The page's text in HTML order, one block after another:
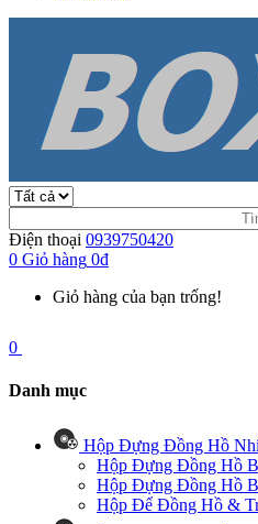
Điện thoại 0939750420
0 Giỏ hàng 0đ
Giỏ hàng của bạn trống!
0
Danh mục
Hộp Đựng Đồng Hồ
Hộp Đựng Đồng Hồ
Hộp Đựng Đồng Hồ
Hộp Để Đồng Hồ &